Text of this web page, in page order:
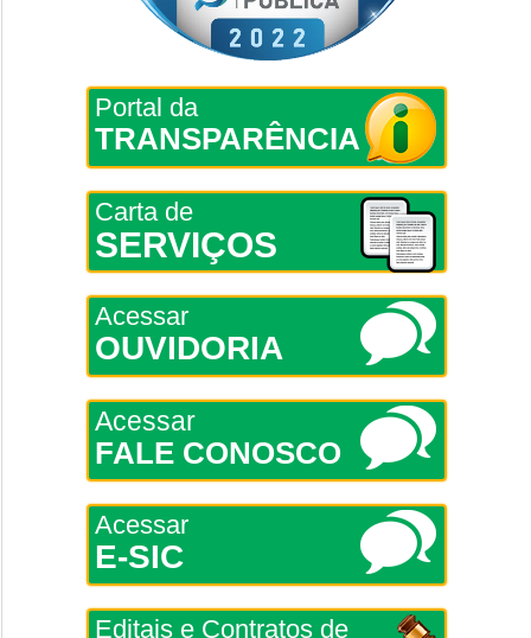
Portal da
TRANSPARÊNCIA
Carta de
SERVIÇOS
Acessar
OUVIDORIA
Acessar
FALE CONOSCO
Acessar
E-SIC
Editais e Contratos de